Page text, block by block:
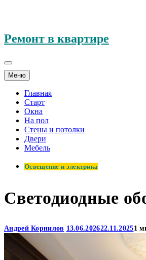
Ремонт в квартире
Меню
Главная
Старт
Окна
На пол
Стены и потолки
Двери
Мебель
Освещение и электрика
Светодиодные
Андрей Корнилов 13.06.202622.11.20251